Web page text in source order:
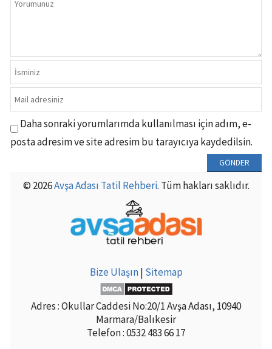
Daha sonraki yorumlarımda kullanılması için adım, e-
posta adresim ve site adresim bu tarayıcıya kaydedilsin.
© 2026Avşa Adası Tatil Rehberi. Tüm hakları saklıdır.
Bize Ulaşın| Sitemap
Adres : Okullar Caddesi No:20/1 Avşa Adası, 10940
Marmara/Balıkesir
Telefon : 0532 483 66 17